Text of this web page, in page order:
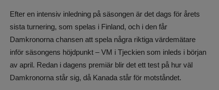
Efter en intensiv inledning på säsongen är det dags för årets
sista turnering, som spelas i Finland, och i den får
Damkronorna chansen att spela några riktiga värdemätare
inför säsongens höjdpunkt – VM i Tjeckien som inleds i början
av april. Redan i dagens premiär blir det ett test på hur väl
Damkronorna står sig, då Kanada står för motståndet.